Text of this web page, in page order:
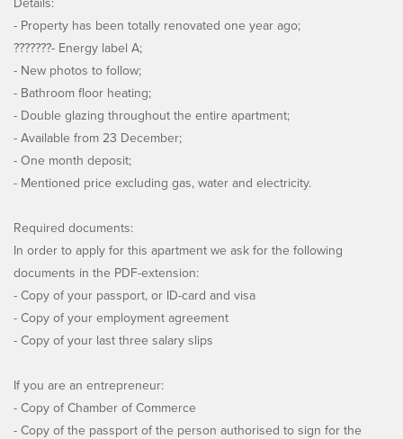
Details:
- Property has been totally renovated one year ago;
???????- Energy label A;
- New photos to follow;
- Bathroom floor heating;
- Double glazing throughout the entire apartment;
- Available from 23 December;
- One month deposit;
- Mentioned price excluding gas, water and electricity.
Required documents:
In order to apply for this apartment we ask for the following
documents in the PDF-extension:
- Copy of your passport, or ID-card and visa
- Copy of your employment agreement
- Copy of your last three salary slips
If you are an entrepreneur:
- Copy of Chamber of Commerce
- Copy of the passport of the person authorised to sign for the